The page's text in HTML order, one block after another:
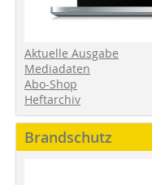
Aktuelle Ausgabe
Mediadaten
Abo-Shop
Heftarchiv
Brandschutz